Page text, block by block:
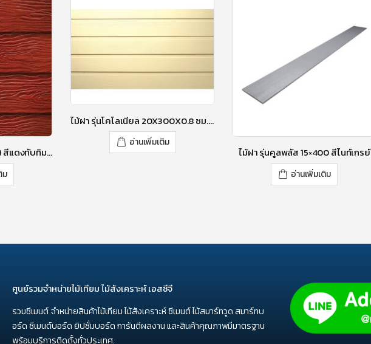
ไม้ฝา รุ่นทูโทน (สเปเชียล) สีแดงทับทิม 15×300 (กว้าง 6 นิ้ว)
ม
ไม้ฝา รุ่นโคโลเนียล 20X300X0.8 ซม. สีงาช้าง
อ่านเพิ่มเติม
ไม้ฝา รุ่นคูลพลัส 15×400 สีไนท์เกรย์
อ่านเพิ่มเติม
ศูนย์รวมจำหน่ายไม้เทียม ไม้สังเคราะห์ เอสซีจี
รวมซีเมนต์ จำหน่ายสินค้าไม้เทียม ไม้สังเคราะห์ ซีเมนต์ ไม้สมาร์ทวูด สมาร์ทบ
อร์ด ซีเมนต์บอร์ด ยิปซั่มบอร์ด การันตีผลงาน และสินค้าคุณภาพมีมาตรฐาน
พร้อมบริการติดตั้งทั่วประเทศ.